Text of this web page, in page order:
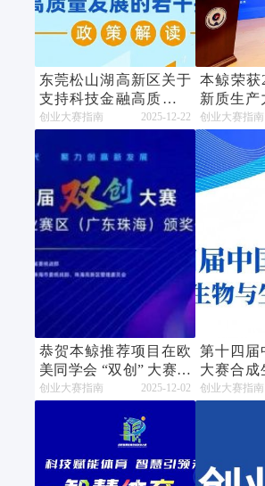
东莞松山湖高新区关于
支持科技金融高质量发
展的若干措施
创业大赛指南 2025-12-22
本鲸荣获
新质生产
秀组织奖
创业大赛指南
恭贺本鲸推荐项目在欧
美同学会 “双创” 大赛珠
海赛区斩获多个奖项！
创业大赛指南 2025-12-02
第十四届
大赛合成
造专业赛
创业大赛指南